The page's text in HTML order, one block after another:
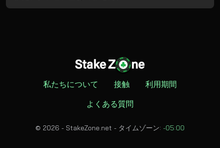
私たちについて 接触
利用期間
よくある質問
© 2026 - StakeZone.net - タイムゾーン: -05:00